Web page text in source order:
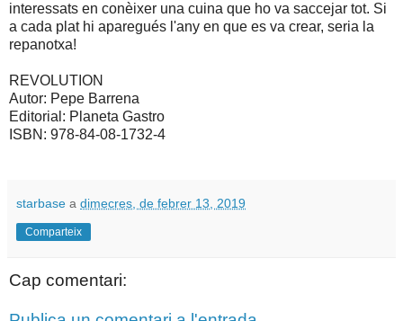
interessats en conèixer una cuina que ho va saccejar tot. Si
a cada plat hi aparegués l'any en que es va crear, seria la
repanotxa!
REVOLUTION
Autor: Pepe Barrena
Editorial: Planeta Gastro
ISBN: 978-84-08-1732-4
starbase a dimecres, de febrer 13, 2019
Comparteix
Cap comentari: